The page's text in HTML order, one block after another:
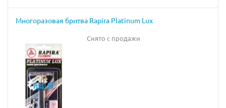
Многоразовая бритва Rapira Platinum Lux
Снято с продажи